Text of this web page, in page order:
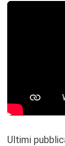
Ultimi